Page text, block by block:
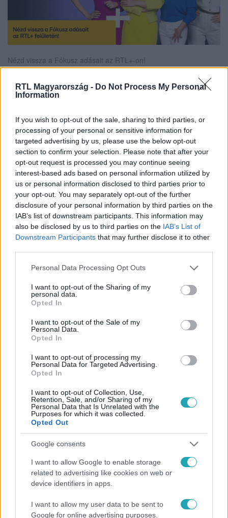
RTL Magyarország - Do Not Process My Personal
Information
If you wish to opt-out of the sale, sharing to third parties, or
processing of your personal or sensitive information for
targeted advertising by us, please use the below opt-out
section to confirm your selection. Please note that after your
opt-out request is processed you may continue seeing
interest-based ads based on personal information utilized by
us or personal information disclosed to third parties prior to
your opt-out. You may separately opt-out of the further
disclosure of your personal information by third parties on the
IAB’s list of downstream participants. This information may
also be disclosed by us to third parties on the IAB’s List of
Downstream Participants that may further disclose it to other
Please note that this website/app uses one or more Google
not limited to your visit or usage behaviour. You may click to
grant or deny consent to Google and its third-party tags to
use your data for below specified purposes in below Google
consent section.
Personal Data Processing Opt Outs
I want to opt-out of the Sharing of my
personal data.
Opted In
I want to opt-out of the Sale of my
Personal Data.
Opted In
I want to opt-out of processing my
Personal Data for Targeted Advertising.
Opted In
I want to opt-out of Collection, Use,
Retention, Sale, and/or Sharing of my
Personal Data that Is Unrelated with the
Purposes for which it was collected.
Opted Out
Google consents
I want to allow Google to enable storage
related to advertising like cookies on web or
device identifiers in apps.
I want to allow my user data to be sent to
Google for online advertising purposes.
Nézd vissza a Fókusz adásait az RTL+-on!
Követem
FÓKUSZ VIDEÓ ADÁSRÉSZLETEK
SZOLGÁLATI KUTYA
BOMBAKERESÉS GYAKORLAT
KIKÉPZÉS #RENDŐRSÉG #HONVÉDSÉG